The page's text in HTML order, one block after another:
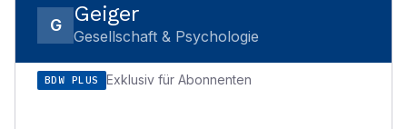
G Geiger
Gesellschaft & Psychologie
BDW PLUS Exklusiv für Abonnenten